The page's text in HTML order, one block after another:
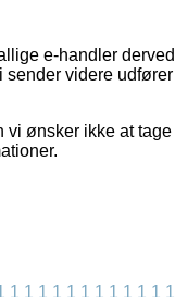
e-handler
videre udfører
ønsker ikke at tage
1 1 1 1 1 1 1 1 1 1 1 1